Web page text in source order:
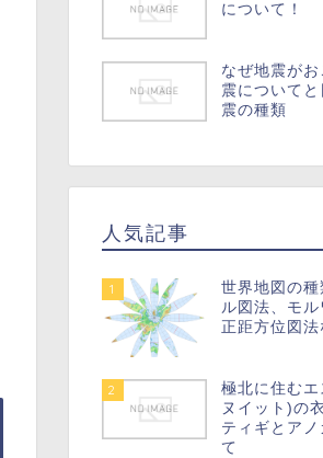
について！
なぜ地震が
震について
震の種類
人気記事
1
世界地図の種
ル図法、モル
正距方位図法
2
極北に住むエ
ヌイット)の
ティギとア
て